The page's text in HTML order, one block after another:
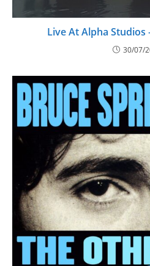
Live At Alpha Studios
30/07/